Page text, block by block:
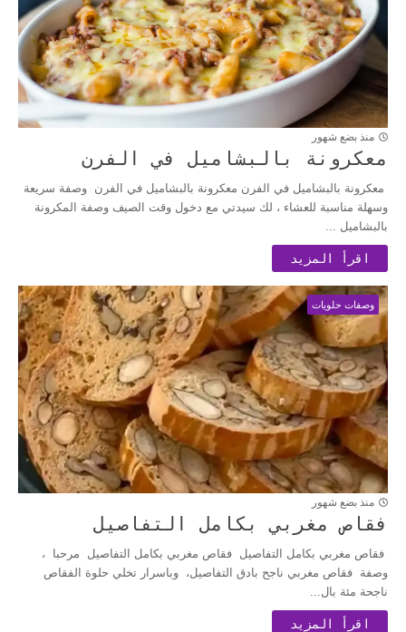
منذ بضع شهور
معكرونة بالبشاميل في الفرن
معكرونة بالبشاميل في الفرن معكرونة بالبشاميل في الفرن وصفة سريعة
وسهلة مناسبة للعشاء ، لك سيدتي مع دخول وقت الصيف وصفة المكرونة
بالبشاميل ...
اقرأ المزيد
وصفات حلويات
منذ بضع شهور
فقاص مغربي بكامل التفاصيل
فقاص مغربي بكامل التفاصيل فقاص مغربي بكامل التفاصيل مرحبا ،
وصفة فقاص مغربي ناجح بادق التفاصيل، وباسرار تخلي حلوة الفقاص
ناجحة مئة بال...
اقرأ المزيد